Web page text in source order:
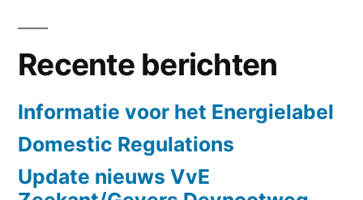
2020
Recente berichten
Informatie voor het Energielabel
Domestic Regulations
Update nieuws VvE